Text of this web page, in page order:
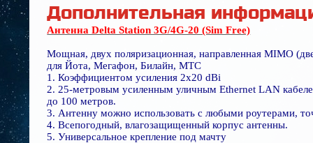
Дополнительная
Антенна Delta Station 3G/4G-20 (Sim Free)
Мощная, двух поляризационная, направленная MIMO
для Йота, Мегафон, Билайн, МТС
1. Коэффициентом усиления 2x20 dBi
2. 25-метровым усиленным уличным Ethernet LAN
до 100 метров.
3. Антенну можно использовать с любыми роутерами,
4. Всепогодный, влагозащищенный корпус антенны.
5. Универсальное крепление под мачту